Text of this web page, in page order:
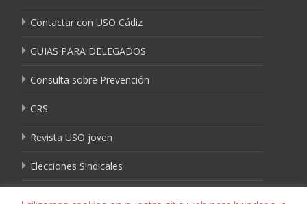
Contactar con USO Cádiz
GUIAS PARA DELEGADOS
Consulta sobre Prevención
CRS
Revista USO joven
Elecciones Sindicales